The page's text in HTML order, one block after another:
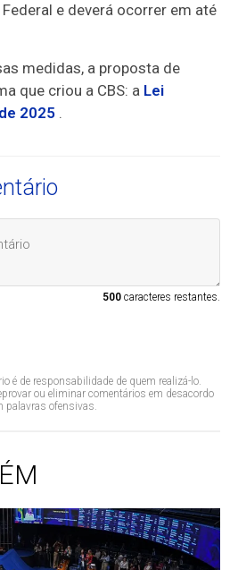
e deverá ocorrer em até
medidas, a proposta de
que criou a CBS: a Lei
2025 .
500caracteres restantes.
é de responsabilidade de quem realizá-lo.
ou eliminar comentários em desacordo
palavras ofensivas.